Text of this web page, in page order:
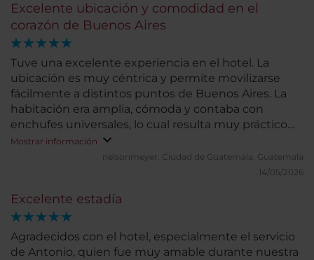
Excelente ubicación y comodidad en el
corazón de Buenos Aires
Tuve una excelente experiencia en el hotel. La
ubicación es muy céntrica y permite movilizarse
fácilmente a distintos puntos de Buenos Aires. La
habitación era amplia, cómoda y contaba con
enchufes universales, lo cual resulta muy práctico
para viajeros internacionales. El desayuno bufet
tiene lo necesario para satisfacer el apetito y
comenzar bien el día. Además, el hotel cuenta con
estadía. Sin duda, una opción muy cómoda y
recomendable para hospedarse en la ciudad.
Mostrar información
nelsonmeyer. Ciudad de Guatemala, Guatemala
14/05/2026
Excelente estadía
Agradecidos con el hotel, especialmente el servicio
de Antonio, quien fue muy amable durante nuestra